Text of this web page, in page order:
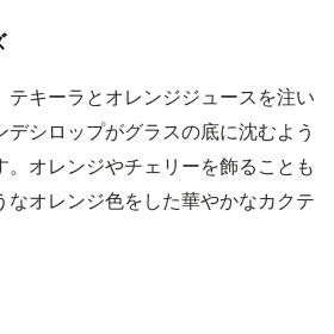
テキーラとオレンジジュースを注い
デシロップがグラスの底に沈むよう
。オレンジやチェリーを飾ることも
なオレンジ色をした華やかなカクテ